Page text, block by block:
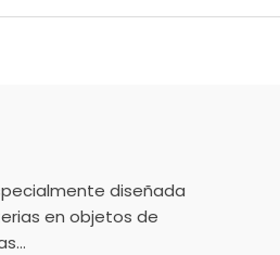
diseñada
en objetos de